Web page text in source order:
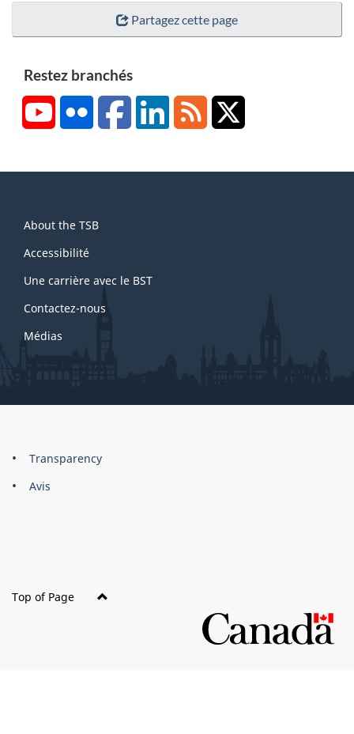
Partagez cette page
Restez branchés
YouTubeFlickr FacebookLinkedInRSS
this
site
About the TSB
Accessibilité
Une carrière avec le BST
Contactez-nous
Médias
About
this
Brand
Transparency
Avis
Top of Page